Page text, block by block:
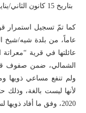
بتاريخ 15 كانون الثاني/يناير 2020. مصدر الصورة: الشاهدة “ليلى كوتو”.
عاماً، من بلدة شيه/شيخ
عائلتها في قرية
ولم تنفع مساعي ذويها
2020، وفق ما أفاد ذويها لسوريون من أجل الحقيقة والعدالة.